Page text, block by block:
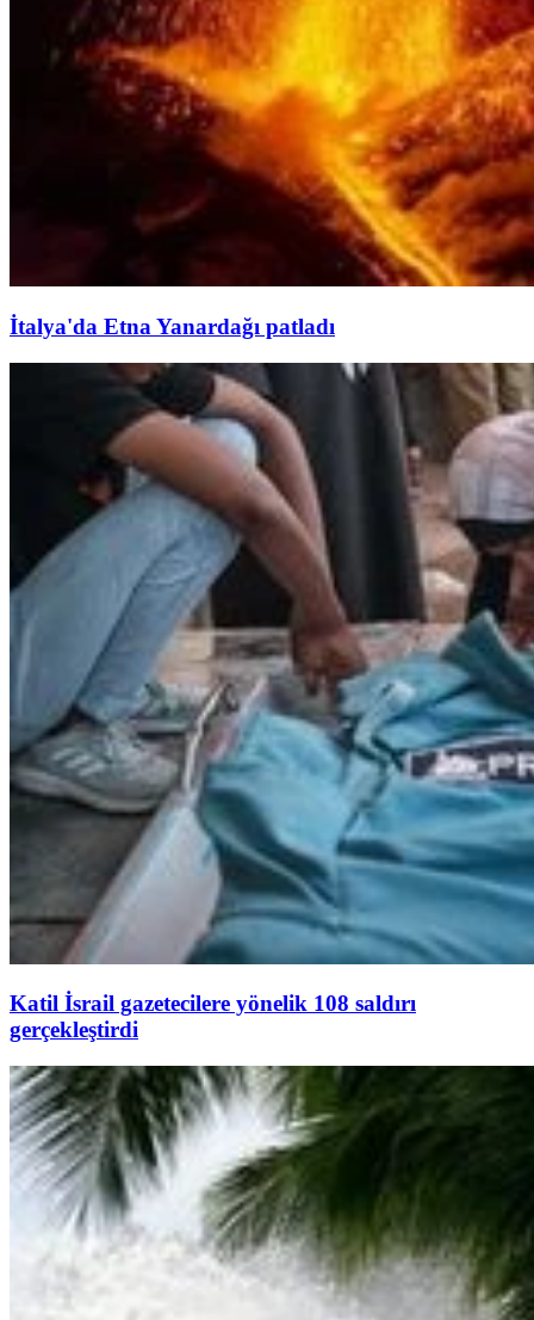
İtalya'da Etna Yanardağı patladı
Katil İsrail gazetecilere yönelik 108 saldırı
gerçekleştirdi